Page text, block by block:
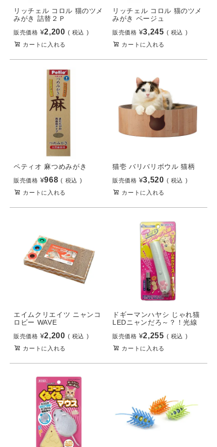
リッチェル コロル 猫のツメ
みがき 詰替２Ｐ
販売価格 ¥2,200
税込
カートに入れる
リッチェル コロル 猫のツメ
みがき ベージュ
販売価格 ¥3,245
税込
カートに入れる
ペティオ 麻つめみがき
販売価格 ¥968
税込
カートに入れる
猫壱 バリバリボウル 猫柄
販売価格 ¥3,520
税込
カートに入れる
エイムクリエイツ ニャンコ
ロビー WAVE
販売価格 ¥2,200
税込
カートに入れる
ドギーマンハヤシ じゃれ猫
LEDニャンだろ～？！光線
販売価格 ¥2,255
税込
カートに入れる